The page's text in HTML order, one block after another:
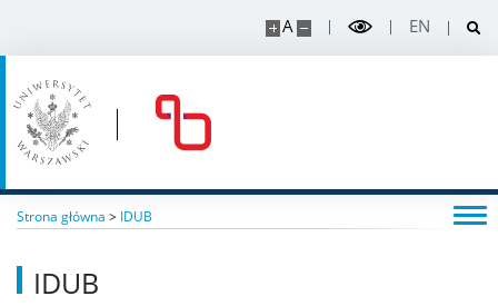
A EN
Strona główna > IDUB
IDUB